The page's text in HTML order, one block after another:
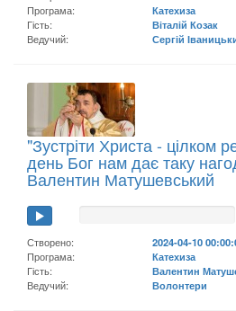
Програма:
Катехиза
Гість:
Віталій Козак
Ведучий:
Сергій
"Зустріти Христа - цілком
день Бог нам дає таку
Валентин Матушевський
Створено:
2024-04-10
Програма:
Катехиза
Гість:
Валентин
Ведучий:
Волонтери